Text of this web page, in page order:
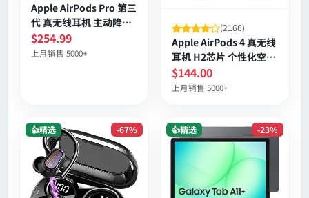
Apple AirPods Pro 第三
代 真无线耳机 主动降噪
心率感应 空间音频 个性
化音效 长续航
$254.99
上月销售 5000+
(2166)
Apple AirPods 4 真无线
耳机 H2芯片 个性化空间
音频 防尘防汗 长续航
$144.00
上月销售 5000+
-67%
👍精选 -23%
👍精选